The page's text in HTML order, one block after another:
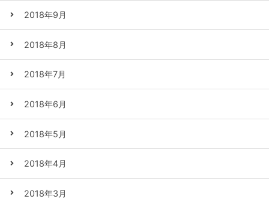
2018年9月
2018年8月
2018年7月
2018年6月
2018年5月
2018年4月
2018年3月